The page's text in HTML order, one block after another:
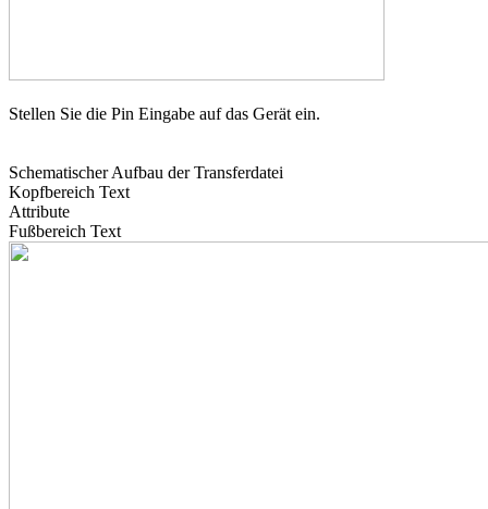
Stellen Sie die Pin Eingabe auf das Gerät ein.
Schematischer Aufbau der Transferdatei
Kopfbereich Text
Attribute
Fußbereich Text